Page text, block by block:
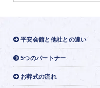
平安会館と他社との違い
5つのパートナー
お葬式の流れ